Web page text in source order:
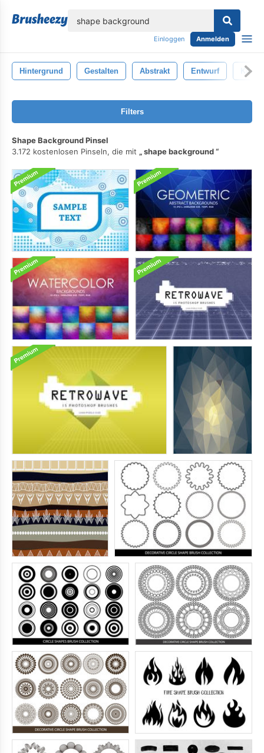
Einloggen Anmelden
Hintergrund Gestalten Abstrakt Entwurf Kunst
Filters
Shape Background Pinsel
3.172 kostenlosen Pinseln, die mit
shape background